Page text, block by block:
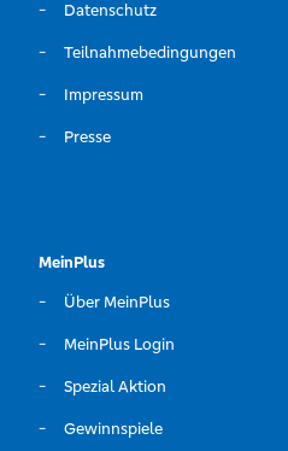
Datenschutz
Teilnahmebedingungen
Impressum
Presse
MeinPlus
Über MeinPlus
MeinPlus Login
Spezial Aktion
Gewinnspiele